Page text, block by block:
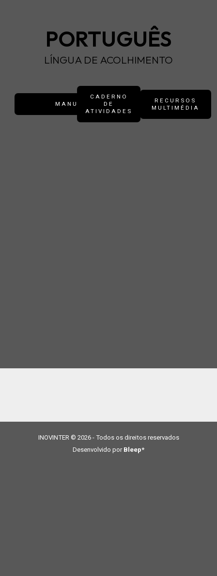
PORTUGUÊS
LÍNGUA DE ACOLHIMENTO
MANUAL
CADERNO
DE
ATIVIDADES
RECURSOS
MULTIMÉDIA
INOVINTER © 2026 - Todos os direitos reservados
Desenvolvido por Bleep*